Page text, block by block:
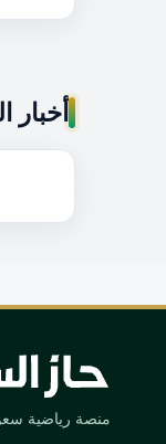
أخبار
منصة رياضية